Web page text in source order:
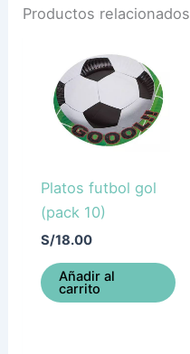
Productos relacionados
Platos futbol gol
(pack 10)
S/18.00
Añadir al
carrito